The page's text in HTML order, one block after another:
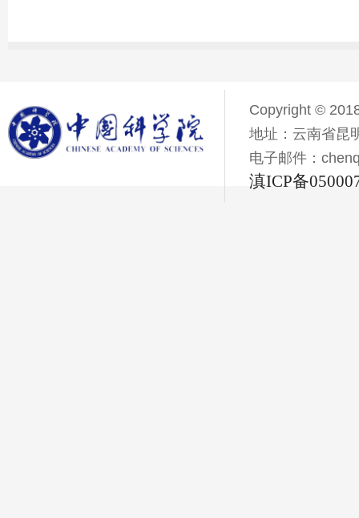
Copyright ©
地址：云南省昆
电子邮件：
滇ICP备